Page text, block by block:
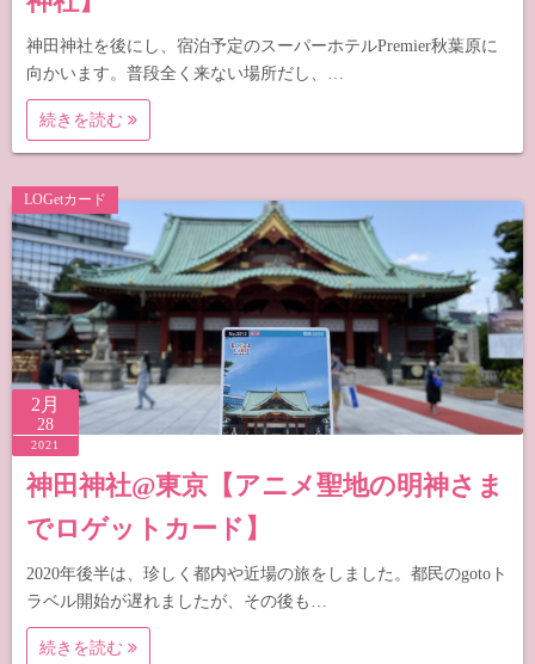
神田神社を後にし、宿泊予定のスーパーホテルPremier秋葉原に
向かいます。普段全く来ない場所だし、…
続きを読む
LOGetカード
2月
28
2021
神田神社@東京【アニメ聖地の明神さま
でロゲットカード】
2020年後半は、珍しく都内や近場の旅をしました。都民のgotoト
ラベル開始が遅れましたが、その後も…
続きを読む